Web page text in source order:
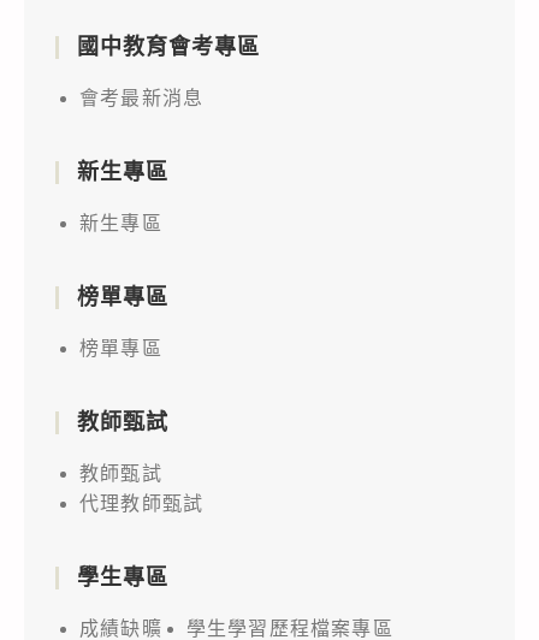
國中教育會考專區
會考最新消息
新生專區
新生專區
榜單專區
榜單專區
教師甄試
教師甄試
代理教師甄試
學生專區
成績缺曠
學生學習歷程檔案專區